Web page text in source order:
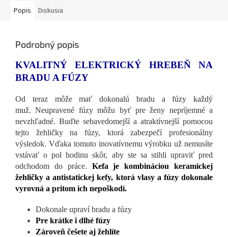
Popis Diskusia
Podrobný popis
KVALITNÝ ELEKTRICKÝ HREBEŇ NA
BRADU A FÚZY
Od teraz môže mať dokonalú bradu a fúzy každý
muž. Neupravené fúzy môžu byť pre ženy nepríjemné a
nevzhľadné. Buďte sebavedomejší a atraktívnejší pomocou
tejto žehličky na fúzy, ktorá zabezpečí profesionálny
výsledok. Vďaka tomuto inovatívnemu výrobku už nemusíte
vstávať o pol hodinu skôr, aby ste sa stihli upraviť pred
odchodom do práce. Kefa je kombináciou keramickej
žehličky a antistatickej kefy, ktorá vlasy a fúzy dokonale
vyrovná a pritom ich nepoškodí.
Dokonale upraví bradu a fúzy
Pre krátke i dlhé fúzy
Zároveň češete aj žehlíte